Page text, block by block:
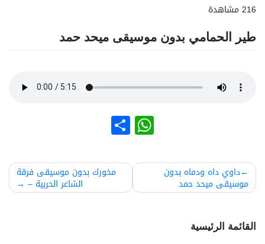
216 مشاهدة
طير الحمامي بدون موسيقى ميحد حمد
WhatsApp
نشر
تصفّح
المقالات
داوي داه ودماه بدون
موسيقى ميحد حمد
مخورك بدون موسيقى فرقة
الشاعر الحربية –
القائمة الرئيسية